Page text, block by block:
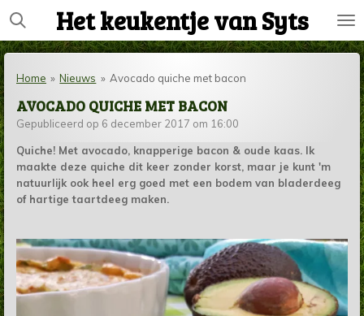
Ga
direct
naar
hoofdinhoud
Het keukentje van Syts
Home » Nieuws » Avocado quiche met bacon
AVOCADO QUICHE MET BACON
Gepubliceerd op 6 december 2017 om 16:00
Quiche! Met avocado, knapperige bacon & oude kaas. Ik
maakte deze quiche dit keer zonder korst, maar je kunt 'm
natuurlijk ook heel erg goed met een bodem van bladerdeeg
of hartige taartdeeg maken.